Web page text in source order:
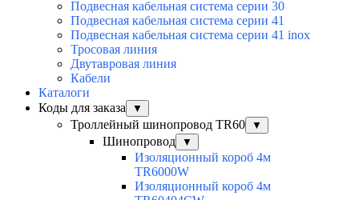
Подвесная кабельная система серии 30
Подвесная кабельная система серии 41
Подвесная кабельная система серии 41 inox
Тросовая линия
Двутавровая линия
Кабели
Каталоги
Коды для заказа
▼
Троллейный шинопровод TR60 ▼
Шинопровод ▼
Изоляционный короб 4м
TR6000W
Изоляционный короб 4м